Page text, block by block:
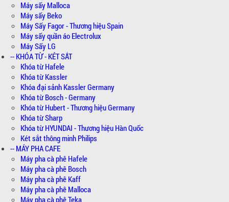
Máy sấy Malloca
Máy sấy Beko
Máy Sấy Fagor - Thương hiệu Spain
Máy sấy quần áo Electrolux
Máy Sấy LG
-- KHÓA TỪ - KÉT SẮT
Khóa từ Hafele
Khóa từ Kassler
Khóa đại sảnh Kassler Germany
Khóa từ Bosch - Germany
Khóa từ Hubert - Thương hiệu Germany
Khóa từ Sharp
Khóa từ HYUNDAI - Thương hiệu Hàn Quốc
Két sắt thông minh Philips
-- MÁY PHA CAFE
Máy pha cà phê Hafele
Máy pha cà phê Bosch
Máy pha cà phê Kaff
Máy pha cà phê Malloca
Máy pha cà phê Teka